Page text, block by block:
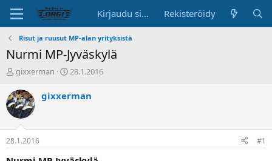
Kirjaudu sisään Rekisteröidy
Risut ja ruusut MP-alan yrityksistä
Nurmi MP-Jyväskylä
K
s
k
u
s
t
e
l
gixxerman
A
o
p
ä
28.1.2016
gixxerman
28.1.2016 #1